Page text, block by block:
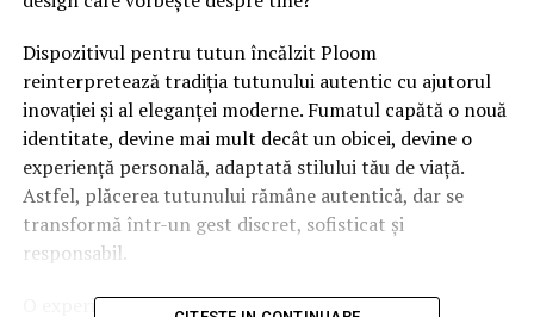
Dispozitivul pentru tutun încălzit Ploom
reinterpretează tradiția tutunului autentic cu ajutorul
inovației și al eleganței moderne. Fumatul capătă o nouă
identitate, devine mai mult decât un obicei, devine o
experiență personală, adaptată stilului tău de viață.
Astfel, plăcerea tutunului rămâne autentică, dar se
transformă într-un gest discret, sofisticat și
responsabil.
O experiență autentică